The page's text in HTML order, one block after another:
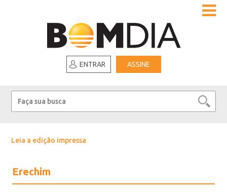
ENTRAR ASSINE
Leia a edição impressa
Erechim